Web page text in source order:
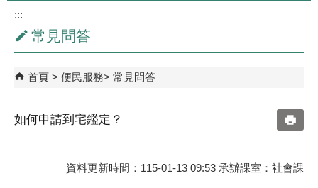
常見問答
常見問答
如何申請到宅鑑定？
資料更新時間：115-01-13 09:53 承辦課室：社會課